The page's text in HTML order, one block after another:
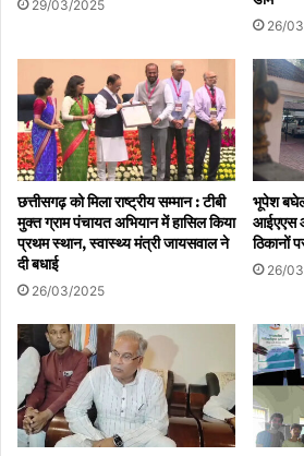
29/03/2025
26/
छत्तीसगढ़ को मिला राष्ट्रीय सम्मान : टीबी
मुक्त ग्राम पंचायत अभियान में हासिल किया
प्रथम स्थान, स्वास्थ्य मंत्री जायसवाल ने
दी बधाई
26/03/2025
भूपेश
आईएएस
ठिकानों
26/